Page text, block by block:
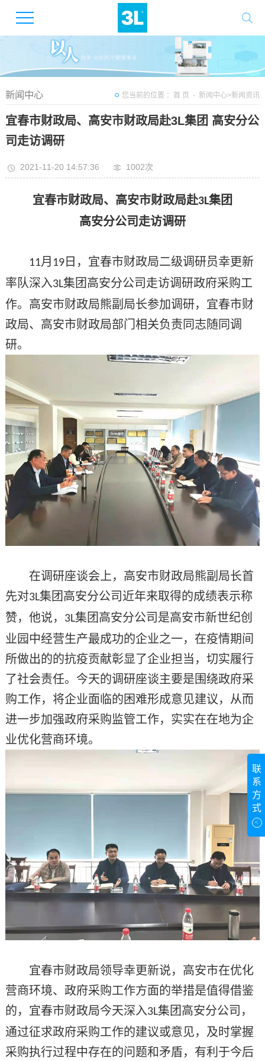
新闻中心 您当前的位置 ： 首 页 - 新闻中心>新闻资讯
宜春市财政局、高安市财政局赴3L集团 高安分公
司走访调研
2021-11-20 14:57:36 1002次
宜春市财政局、高安市财政局赴3L集团
高安分公司走访调研
11月 19日，宜春市财政局二级调研员幸更新
率队深入3L集团高安分公司走访调研政府采购工
作。高安市财政局熊副局长参加调研，宜春市财
政局、高安市财政局部门相关负责同志随同调
研。
在调研座谈会上，高安市财政局熊副局长首
先对3L集团高安分公司近年来取得的成绩表示称
赞，他说，
3L集团高安分公司是高安市新世纪创
业园中经营生产最成功的企业之一，在疫情期间
所做出的的抗疫贡献彰显了企业担当，切实履行
了社会责任。今天的调研座谈主要是围绕政府采
购工作，将企业面临的困难形成意见建议，从而
进一步加强政府采购监管工作，实实在在地为企
业优化营商环境。
宜春市财政局领导幸更新说，高安市在优化
营商环境、政府采购工作方面的举措是值得借鉴
的，宜春市财政局今天深入3L集团高安分公司，
通过征求政府采购工作的建议或意见，及时掌握
采购执行过程中存在的问题和矛盾，有利于今后
联
系
方
式
<